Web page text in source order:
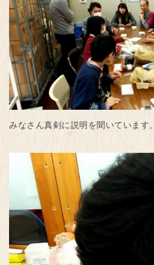
みなさん真剣に説明を聞いています。